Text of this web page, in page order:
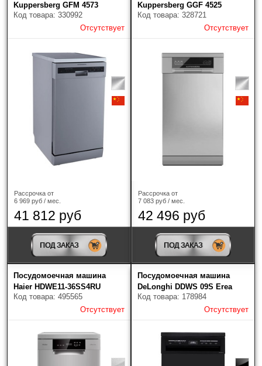
Kuppersberg GFM 4573
Код товара: 330992
Отсутствует
Рассрочка от
6 969 руб / мес.
41 812 руб
ПОД ЗАКАЗ
Kuppersberg GGF 4525
Код товара: 328721
Отсутствует
Рассрочка от
7 083 руб / мес.
42 496 руб
ПОД ЗАКАЗ
Посудомоечная машина
Haier HDWE11-36SS4RU
Код товара: 495565
Отсутствует
Посудомоечная машина
DeLonghi DDWS 09S Erea
Код товара: 178984
Отсутствует